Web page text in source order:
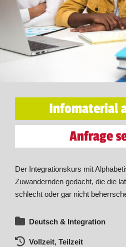
Infomaterial
Anfrage
Der Integrationskurs mit
Zuwandernden gedacht, die die
schlecht oder gar nicht
Deutsch & Integration
Vollzeit, Teilzeit